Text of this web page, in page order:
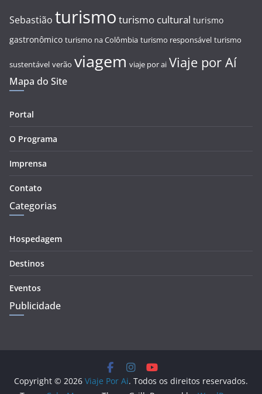
Sebastião turismo turismo cultural turismo
gastronômico turismo na Colômbia turismo responsável turismo
sustentável verão viagem viaje por ai Viaje por Aí
Mapa do Site
Portal
O Programa
Imprensa
Contato
Categorias
Hospedagem
Destinos
Eventos
Publicidade
Copyright © 2026 Viaje Por Ai. Todos os direitos reservados.